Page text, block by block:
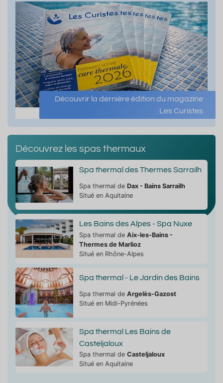
Découvrir la dernière édition du magazine
Les Curistes
Découvrez les spas thermaux
Spa thermal des Thermes Sarrailh
Spa thermal de Dax - Bains Sarrailh
Situé en Aquitaine
Les Bains des Alpes - Spa Nuxe
Spa thermal de Aix-les-Bains -
Thermes de Marlioz
Situé en Rhône-Alpes
Spa thermal - Le Jardin des Bains
Spa thermal de Argelès-Gazost
Situé en Midi-Pyrénées
Spa thermal Les Bains de
Casteljaloux
Spa thermal de Casteljaloux
Situé en Aquitaine